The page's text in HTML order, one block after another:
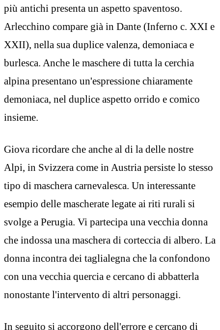
più antichi presenta un aspetto spaventoso.
Arlecchino compare già in Dante (Inferno c. XXI e
XXII), nella sua duplice valenza, demoniaca e
burlesca. Anche le maschere di tutta la cerchia
alpina presentano un'espressione chiaramente
demoniaca, nel duplice aspetto orrido e comico
insieme.
Giova ricordare che anche al di la delle nostre
Alpi, in Svizzera come in Austria persiste lo stesso
tipo di maschera carnevalesca. Un interessante
esempio delle mascherate legate ai riti rurali si
svolge a Perugia. Vi partecipa una vecchia donna
che indossa una maschera di corteccia di albero. La
donna incontra dei taglialegna che la confondono
con una vecchia quercia e cercano di abbatterla
nonostante l'intervento di altri personaggi.
In seguito si accorgono dell'errore e cercano di